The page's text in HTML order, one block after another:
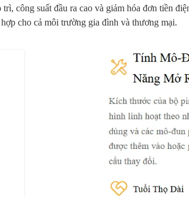
công suất đầu ra cao và giảm hóa đơn tiền
cho cả môi trường gia đình và thương mại.